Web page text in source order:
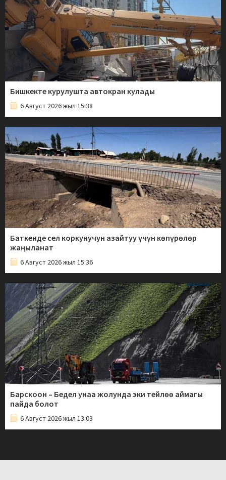
Бишкекте курулушта автокран кулады
6 Август 2026 жыл 15:38
Баткенде сел коркунучун азайтуу үчүн көпүрөлөр
жаңыланат
6 Август 2026 жыл 15:36
Барскоон – Бедел унаа жолунда эки тейлөө аймагы
пайда болот
6 Август 2026 жыл 13:03